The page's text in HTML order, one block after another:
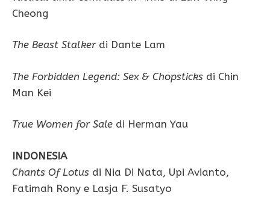
Cheong
The Beast Stalkerdi Dante Lam
The Forbidden Legend: Sex & Chopsticks di Chin
Man Kei
True Women for Sale di Herman Yau
INDONESIA
Chants Of Lotus di Nia Di Nata, Upi Avianto,
Fatimah Rony e Lasja F. Susatyo